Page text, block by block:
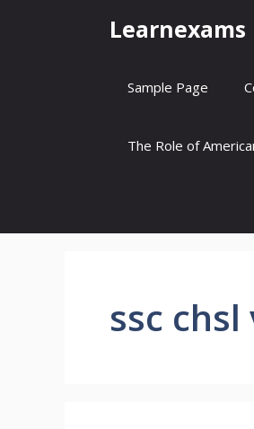
Learnexams
Sample Page
The Role of
ssc